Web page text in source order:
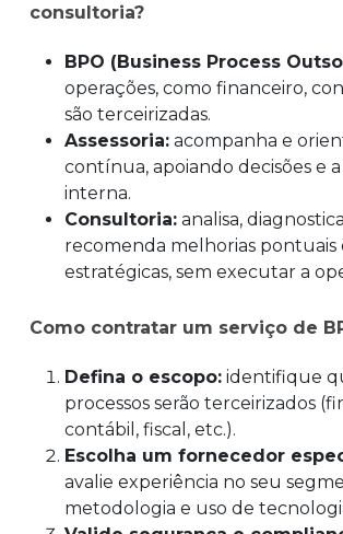
consultoria?
BPO (Business Process
operações, como financeiro,
são terceirizadas.
Assessoria: acompanha e
contínua, apoiando decisões e
interna.
Consultoria: analisa,
recomenda melhorias pontuais
estratégicas, sem executar a
Como contratar um serviço de
Defina o escopo: identifique
processos serão terceirizados
contábil, fiscal, etc.).
Escolha um fornecedor
avalie experiência no seu
metodologia e uso de